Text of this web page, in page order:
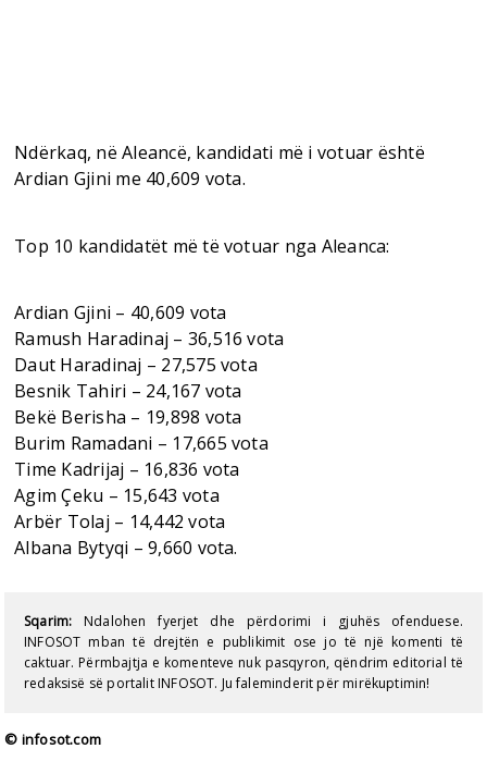
Ndërkaq, në Aleancë, kandidati më i votuar është
Ardian Gjini me 40,609 vota.
Top 10 kandidatët më të votuar nga Aleanca:
Ardian Gjini – 40,609 vota
Ramush Haradinaj – 36,516 vota
Daut Haradinaj – 27,575 vota
Besnik Tahiri – 24,167 vota
Bekë Berisha – 19,898 vota
Burim Ramadani – 17,665 vota
Time Kadrijaj – 16,836 vota
Agim Çeku – 15,643 vota
Arbër Tolaj – 14,442 vota
Albana Bytyqi – 9,660 vota.
Sqarim: Ndalohen fyerjet dhe përdorimi i gjuhës ofenduese.
INFOSOT mban të drejtën e publikimit ose jo të një komenti të
caktuar. Përmbajtja e komenteve nuk pasqyron, qëndrim editorial të
redaksisë së portalit INFOSOT. Ju faleminderit për mirëkuptimin!
© infosot.com